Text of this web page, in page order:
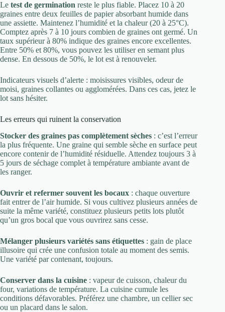
Le test de germination reste le plus fiable. Placez 10 à 20
graines entre deux feuilles de papier absorbant humide dans
une assiette. Maintenez l’humidité et la chaleur (20 à 25°C).
Comptez après 7 à 10 jours combien de graines ont germé. Un
taux supérieur à 80% indique des graines encore excellentes.
Entre 50% et 80%, vous pouvez les utiliser en semant plus
dense. En dessous de 50%, le lot est à renouveler.
Indicateurs visuels d’alerte : moisissures visibles, odeur de
moisi, graines collantes ou agglomérées. Dans ces cas, jetez le
lot sans hésiter.
Les erreurs qui ruinent la conservation
Stocker des graines pas complètement sèches : c’est l’erreur
la plus fréquente. Une graine qui semble sèche en surface peut
encore contenir de l’humidité résiduelle. Attendez toujours 3 à
5 jours de séchage complet à température ambiante avant de
les ranger.
Ouvrir et refermer souvent les bocaux : chaque ouverture
fait entrer de l’air humide. Si vous cultivez plusieurs années de
suite la même variété, constituez plusieurs petits lots plutôt
qu’un gros bocal que vous ouvrirez sans cesse.
Mélanger plusieurs variétés sans étiquettes : gain de place
illusoire qui crée une confusion totale au moment des semis.
Une variété par contenant, toujours.
Conserver dans la cuisine : vapeur de cuisson, chaleur du
four, variations de température. La cuisine cumule les
conditions défavorables. Préférez une chambre, un cellier sec
ou un placard dans le salon.